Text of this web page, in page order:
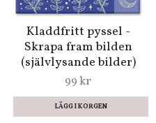
Kladdfritt pyssel -
Skrapa fram bilden
(självlysande bilder)
99 kr